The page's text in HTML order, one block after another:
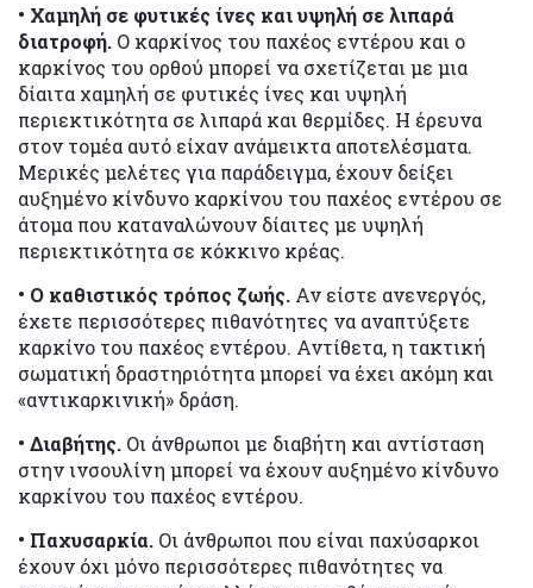
• Χαμηλή σε φυτικές ίνες και υψηλή σε λιπαρά
διατροφή. Ο καρκίνος του παχέος εντέρου και ο
καρκίνος του ορθού μπορεί να σχετίζεται με μια
δίαιτα χαμηλή σε φυτικές ίνες και υψηλή
περιεκτικότητα σε λιπαρά και θερμίδες. Η έρευνα
στον τομέα αυτό είχαν ανάμεικτα αποτελέσματα.
Μερικές μελέτες για παράδειγμα, έχουν δείξει
αυξημένο κίνδυνο καρκίνου του παχέος εντέρου σε
άτομα που καταναλώνουν δίαιτες με υψηλή
περιεκτικότητα σε κόκκινο κρέας.
• Ο καθιστικός τρόπος ζωής. Αν είστε ανενεργός,
έχετε περισσότερες πιθανότητες να αναπτύξετε
καρκίνο του παχέος εντέρου. Αντίθετα, η τακτική
σωματική δραστηριότητα μπορεί να έχει ακόμη και
«αντικαρκινική» δράση.
• Διαβήτης. Οι άνθρωποι με διαβήτη και αντίσταση
στην ινσουλίνη μπορεί να έχουν αυξημένο κίνδυνο
καρκίνου του παχέος εντέρου.
• Παχυσαρκία. Οι άνθρωποι που είναι παχύσαρκοι
έχουν όχι μόνο περισσότερες πιθανότητες να